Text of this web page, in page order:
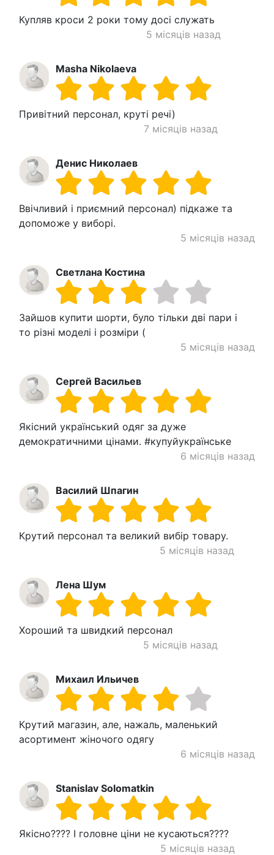
Купляв кроси 2 роки тому досі служать
5 місяців назад
Masha Nikolaeva
Привітний персонал, круті речі)
7 місяців назад
Денис Николаев
Ввічливий і приємний персонал) підкаже та
допоможе у виборі.
5 місяців назад
Светлана Костина
Зайшов купити шорти, було тільки дві пари і
то різні моделі і розміри (
5 місяців назад
Сергей Васильев
Якісний український одяг за дуже
демократичними цінами. #купуйукраїнське
6 місяців назад
Василий Шпагин
Крутий персонал та великий вибір товару.
5 місяців назад
Лена Шум
Хороший та швидкий персонал
5 місяців назад
Михаил Ильичев
Крутий магазин, але, нажаль, маленький
асортимент жіночого одягу
6 місяців назад
Stanislav Solomatkin
Якісно???? І головне ціни не кусаються????
5 місяців назад